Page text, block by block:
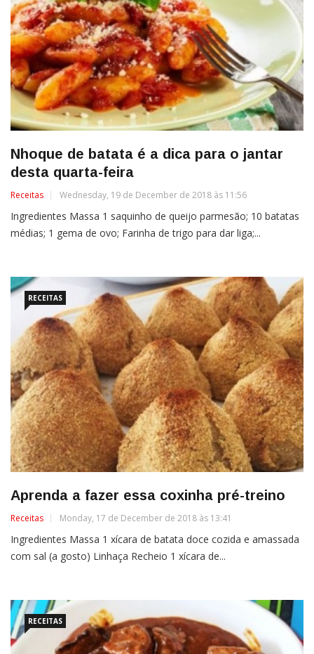
Nhoque de batata é a dica para o jantar
desta quarta-feira
Receitas Wednesday, 19 de December de 2018 às 11:56
Ingredientes Massa 1 saquinho de queijo parmesão; 10 batatas
médias; 1 gema de ovo; Farinha de trigo para dar liga;...
RECEITAS
Aprenda a fazer essa coxinha pré-treino
Receitas Monday, 17 de December de 2018 às 13:41
Ingredientes Massa 1 xícara de batata doce cozida e amassada
com sal (a gosto) Linhaça Recheio 1 xícara de...
RECEITAS